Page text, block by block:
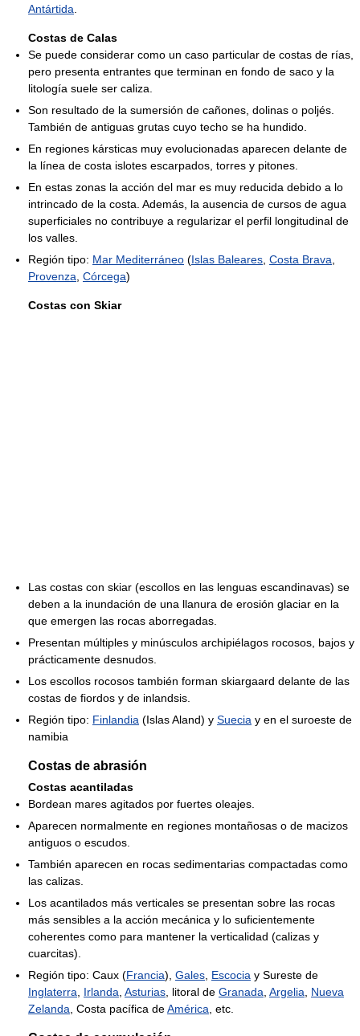
Antártida.
Costas de Calas
Se puede considerar como un caso particular de costas de rías,
pero presenta entrantes que terminan en fondo de saco y la
litología suele ser caliza.
Son resultado de la sumersión de cañones, dolinas o poljés.
También de antiguas grutas cuyo techo se ha hundido.
En regiones kársticas muy evolucionadas aparecen delante de
la línea de costa islotes escarpados, torres y pitones.
En estas zonas la acción del mar es muy reducida debido a lo
intrincado de la costa. Además, la ausencia de cursos de agua
superficiales no contribuye a regularizar el perfil longitudinal de
los valles.
Región tipo: Mar Mediterráneo (Islas Baleares, Costa Brava,
Provenza, Córcega)
Costas con Skiar
Las costas con skiar (escollos en las lenguas escandinavas) se
deben a la inundación de una llanura de erosión glaciar en la
que emergen las rocas aborregadas.
Presentan múltiples y minúsculos archipiélagos rocosos, bajos y
prácticamente desnudos.
Los escollos rocosos también forman skiargaard delante de las
costas de fiordos y de inlandsis.
Región tipo: Finlandia (Islas Aland) y Suecia y en el suroeste de
namibia
Costas de abrasión
Costas acantiladas
Bordean mares agitados por fuertes oleajes.
Aparecen normalmente en regiones montañosas o de macizos
antiguos o escudos.
También aparecen en rocas sedimentarias compactadas como
las calizas.
Los acantilados más verticales se presentan sobre las rocas
más sensibles a la acción mecánica y lo suficientemente
coherentes como para mantener la verticalidad (calizas y
cuarcitas).
Región tipo: Caux (Francia), Gales, Escocia y Sureste de
Inglaterra, Irlanda, Asturias, litoral de Granada, Argelia, Nueva
Zelanda, Costa pacífica deAmérica, etc.